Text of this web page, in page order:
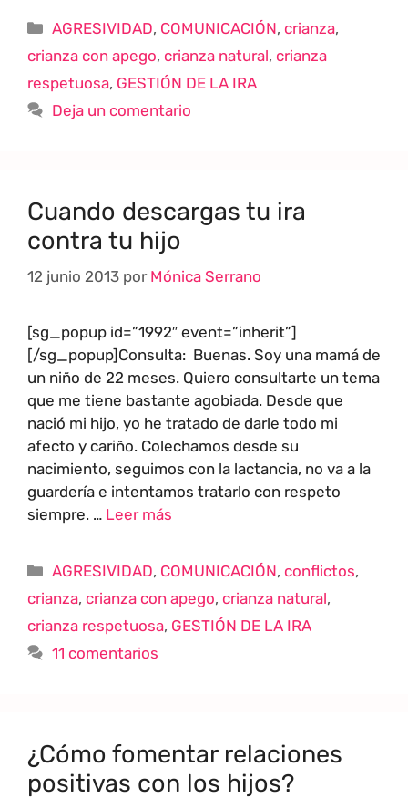
AGRESIVIDAD, COMUNICACIÓN,crianza,
crianza con apego, crianza natural, crianza
respetuosa, GESTIÓN DE LA IRA
Deja un comentario
Cuando descargas tu ira
contra tu hijo
12 junio 2013 por Mónica Serrano
[sg_popup id=”1992″ event=”inherit”]
[/sg_popup]Consulta: Buenas. Soy una mamá de
un niño de 22 meses. Quiero consultarte un tema
que me tiene bastante agobiada. Desde que
nació mi hijo, yo he tratado de darle todo mi
afecto y cariño. Colechamos desde su
nacimiento, seguimos con la lactancia, no va a la
guardería e intentamos tratarlo con respeto
siempre. … Leer más
AGRESIVIDAD, COMUNICACIÓN,conflictos,
crianza, crianza con apego, crianza natural,
crianza respetuosa, GESTIÓN DE LA IRA
11 comentarios
¿Cómo fomentar relaciones
positivas con los hijos?